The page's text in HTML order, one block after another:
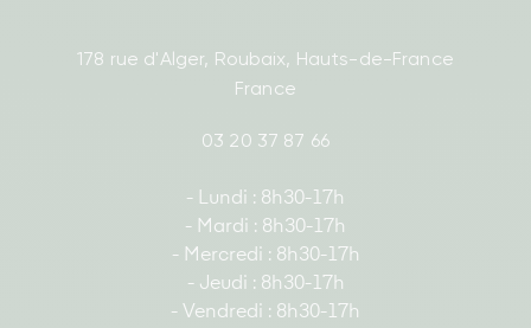
178 rue d'Alger, Roubaix, Hauts-de-France
France
03 20 37 87 66
- Lundi : 8h30-17h
- Mardi : 8h30-17h
- Mercredi : 8h30-17h
- Jeudi : 8h30-17h
- Vendredi : 8h30-17h